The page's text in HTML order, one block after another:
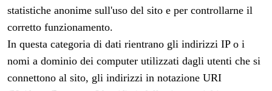
statistiche anonime sull'uso del sito e per controllarne il
corretto funzionamento.
In questa categoria di dati rientrano gli indirizzi IP o i
nomi a dominio dei computer utilizzati dagli utenti che si
connettono al sito, gli indirizzi in notazione URI